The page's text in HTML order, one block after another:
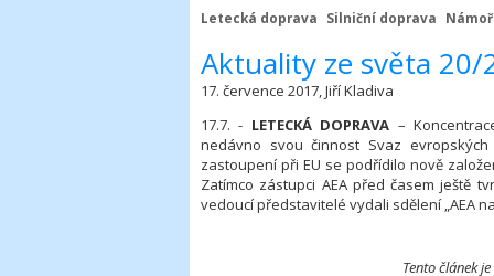
Letecká doprava Silniční doprava
Aktuality ze světa 20/
17. července 2017, Jiří Kladiva
17.7. - LETECKÁ DOPRAVA –
nedávno svou činnost Svaz evropských
zastoupení při EU se podřídilo nově
Zatímco zástupci AEA před časem ještě
vedoucí představitelé vydali sdělení „AEA
Tento článek